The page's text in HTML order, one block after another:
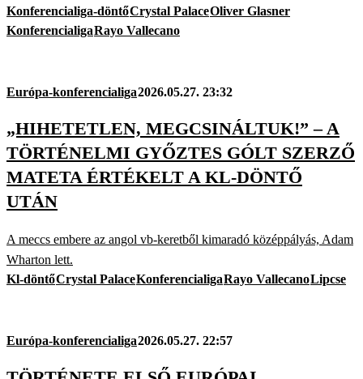
Konferencialiga-döntőCrystal PalaceOliver Glasner
KonferencialigaRayo Vallecano
Európa-konferencialiga2026.05.27. 23:32
„HIHETETLEN, MEGCSINÁLTUK!” – A
TÖRTÉNELMI GYŐZTES GÓLT SZERZŐ
MATETA ÉRTÉKELT A KL-DÖNTŐ
UTÁN
A meccs embere az angol vb-keretből kimaradó középpályás, Adam
Wharton lett.
Kl-döntőCrystal PalaceKonferencialigaRayo VallecanoLipcse
Európa-konferencialiga2026.05.27. 22:57